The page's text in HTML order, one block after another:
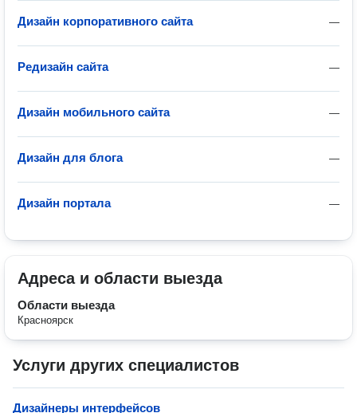
—
Дизайн корпоративного сайта
—
Редизайн сайта
—
Дизайн мобильного сайта
—
Дизайн для блога
—
Дизайн портала
Адреса и области выезда
Области выезда
Красноярск
Услуги других специалистов
Дизайнеры интерфейсов